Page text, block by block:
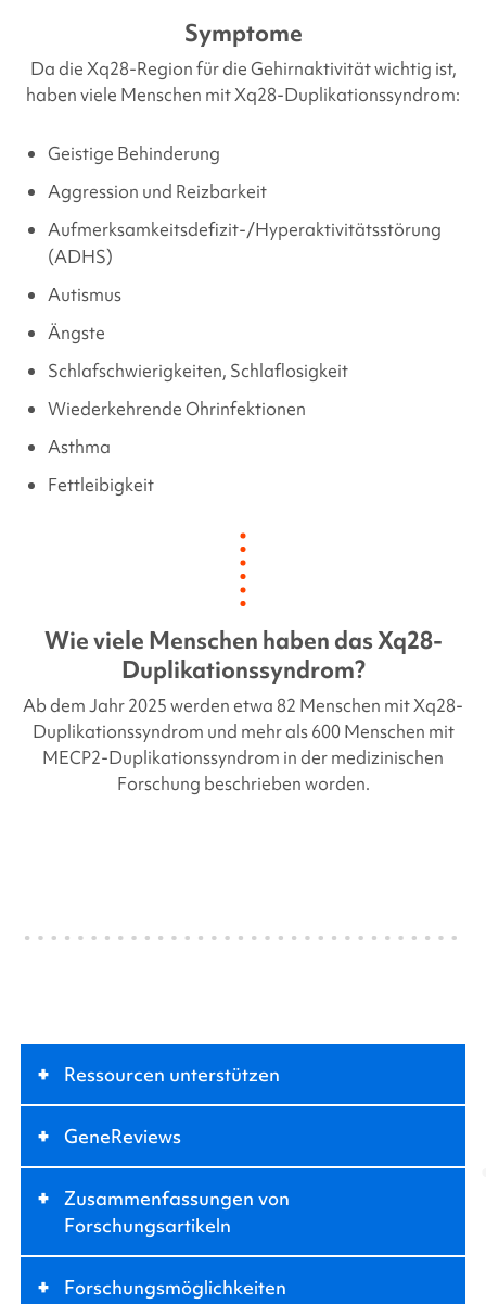
Symptome
Da die Xq28-Region für die Gehirnaktivität wichtig ist,
haben viele Menschen mit Xq28-Duplikationssyndrom:
Geistige Behinderung
Aggression und Reizbarkeit
Aufmerksamkeitsdefizit-/Hyperaktivitätsstörung
(ADHS)
Autismus
Ängste
Schlafschwierigkeiten, Schlaflosigkeit
Wiederkehrende Ohrinfektionen
Asthma
Fettleibigkeit
Wie viele Menschen haben dasXq28-
Duplikationssyndrom?
Ab dem Jahr 2025 werden etwa 82 Menschen mit Xq28-
Duplikationssyndrom und mehr als 600 Menschen mit
MECP2-Duplikationssyndrom in der medizinischen
Forschung beschrieben worden.
+ Ressourcen unterstützen
+ GeneReviews
+
Zusammenfassungen von
Forschungsartikeln
+ Forschungsmöglichkeiten